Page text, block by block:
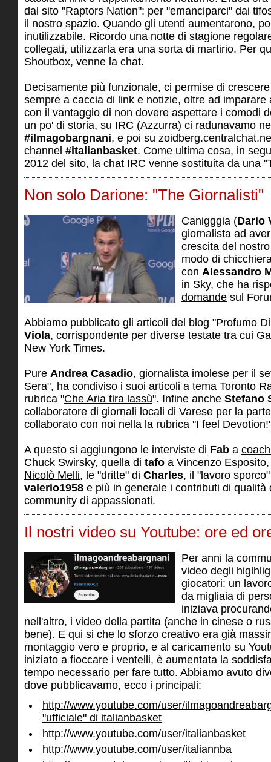
dal sito "Raptors Nation": per "emanciparci" dai
il nostro spazio. Quando gli utenti aumentarono,
inutilizzabile. Ricordo una notte di stagione
collegati, utilizzarla era una sorta di martirio. Per
Shoutbox, venne la chat.
Decisamente più funzionale, ci permise di
sempre a caccia di link e notizie, oltre ad imparare
con il vantaggio di non dovere aspettare i comodi
un po' di storia, su IRC (Azzurra) ci radunavamo
#ilmagobargnani, e poi su
channel #italianbasket. Come ultima cosa, in
2012 del sito, la chat IRC venne sostituita da una
Non solo Darione: "The Giornalisti"
Canigggia (Dario
giornalista ad
crescita del
modo di
con Alessandro
in Sky, che ha
domande sul
Abbiamo pubblicato gli articoli del blog "Profumo
Viola, corrispondente per diverse testate tra cui
New York Times.
Pure Andrea Casadio, giornalista imolese per il
Sera", ha condiviso i suoi articoli a tema Toronto
rubrica "Che Aria tira lassù". Infine anche Stefano
collaboratore di giornali locali di Varese per la
collaborato con noi nella la rubrica "I feel Devotion!
A questo si aggiungono le interviste di Fab a
Chuck Swirsky, quella di tafo a Vincenzo Esposito
Nicolò Melli, le "dritte" di Charles, il "lavoro
valerio1958 e più in generale i contributi di qualità
community di appassionati.
Il nostri video su Youtube: ore ed
Per anni la
video degli
giocatori: un
da migliaia di
iniziava
nell'altro, i video della partita (anche in cinese o
bene). E qui si che lo sforzo creativo era già
montaggio vero e proprio, e al caricamento su
iniziato a fioccare i ventelli, è aumentata la
tempo necessario per fare tutto. Abbiamo avuto
dove pubblicavamo, ecco i principali:
http://www.youtube.com/user/
"ufficiale" di italianbasket
http://www.youtube.com/user/italianbasket
http://www.youtube.com/user/italiannba